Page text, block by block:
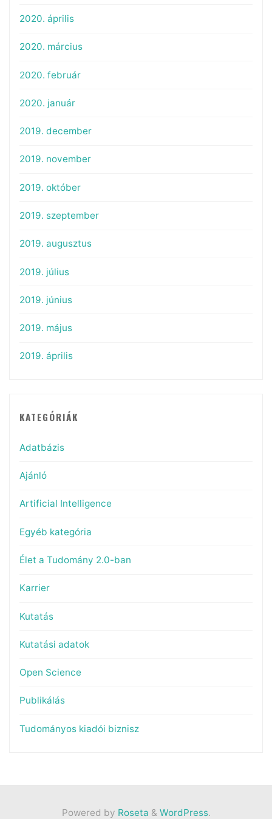
2020. április
2020. március
2020. február
2020. január
2019. december
2019. november
2019. október
2019. szeptember
2019. augusztus
2019. július
2019. június
2019. május
2019. április
KATEGÓRIÁK
Adatbázis
Ajánló
Artificial Intelligence
Egyéb kategória
Élet a Tudomány 2.0-ban
Karrier
Kutatás
Kutatási adatok
Open Science
Publikálás
Tudományos kiadói biznisz
Powered by Roseta & WordPress.